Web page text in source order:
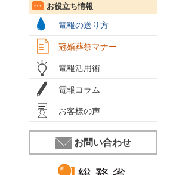
お役立ち情報
電報の送り方
冠婚葬祭マナー
電報活用術
電報コラム
お客様の声
お問い合わせ